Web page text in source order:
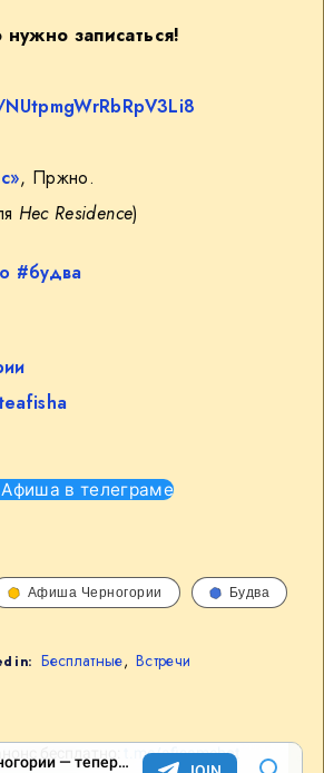
нужно записаться!
, Пржно.
Hec Residence)
#будва
в телеграме
Афиша Черногории Будва
in: Бесплатные, Встречи